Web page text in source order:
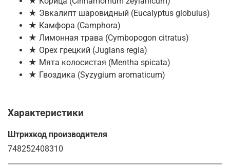
★ Эвкалипт шаровидный (Eucalyptus globulus)
★ Камфора (Camphora)
★ Лимонная трава (Cymbopogon citratus)
★ Орех грецкий (Juglans regia)
★ Мята колосистая (Mentha spicata)
★ Гвоздика (Syzygium aromaticum)
Характеристики
Штрихкод производителя
748252408310